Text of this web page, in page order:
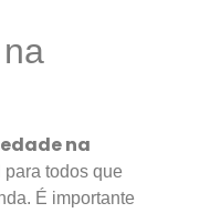
na
todos que
É importante